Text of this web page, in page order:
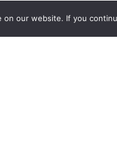
our website. If you